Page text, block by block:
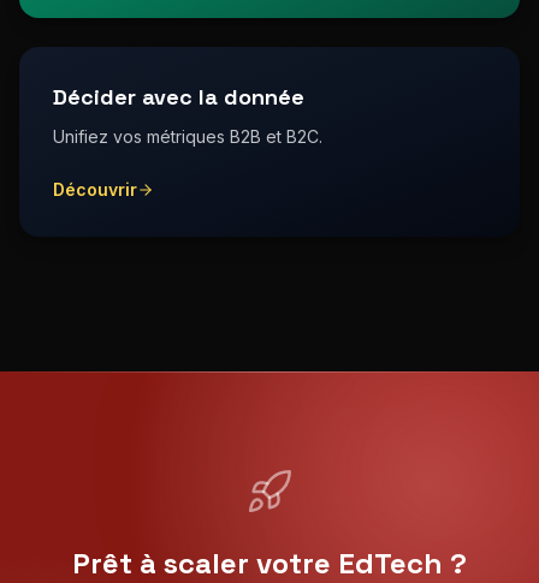
Décider avec la donnée
Unifiez vos métriques B2B et B2C.
Découvrir
Prêt à scaler votre EdTech ?